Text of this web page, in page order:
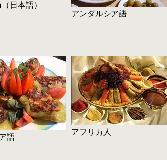
日本語）
アンダルシア語
語
アフリカ人